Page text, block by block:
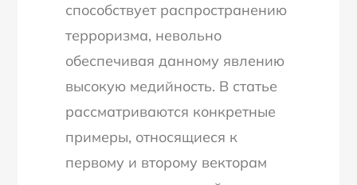
способствует распространению
терроризма, невольно
обеспечивая данному явлению
высокую медийность. В статье
рассматриваются конкретные
примеры, относящиеся к
первому и второму векторам